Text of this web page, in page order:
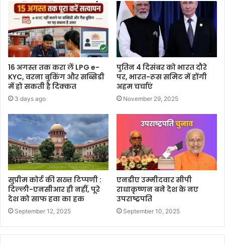
16 अगस्त तक करा लें LPG e-
KYC, वरना बुकिंग और सब्सिडी
में हो सकती है दिक्कत
3 days ago
पुतिन 4 दिसंबर को भारत दौरे
पर, भारत-रूस समिट में होंगी
अहम चर्चाएं
November 29, 2025
सुप्रीम कोर्ट की सख्त टिप्पणी :
दिल्ली-एनसीआर ही नहीं, पूरे
देश को साफ हवा का हक
September 12, 2025
एनडीए उम्मीदवार सीपी
राधाकृष्णन बने देश के नए
उपराष्ट्रपति
September 10, 2025